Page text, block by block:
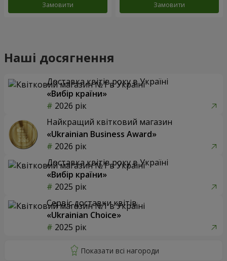
Замовити Замовити
Наші досягнення
Доставка квітів року в Україні
«Вибір країни»
2026 рік
Найкращий квітковий магазин
«Ukrainian Business Award»
2026 рік
Доставка квітів року в Україні
«Вибір країни»
2025 рік
Сервіс доставки квітів
«Ukrainian Choice»
2025 рік